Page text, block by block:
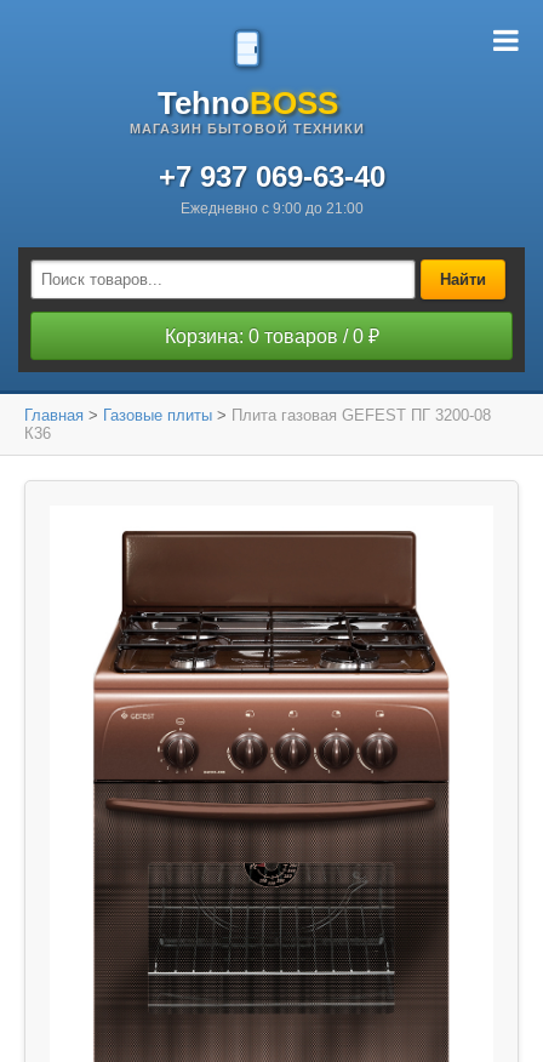
TehnoBOSS
МАГАЗИН БЫТОВОЙ ТЕХНИКИ
+7 937 069-63-40
Ежедневно с 9:00 до 21:00
Найти
Корзина: 0 товаров / 0 ₽
Главная > Газовые плиты > Плита газовая GEFEST ПГ 3200-08
К36